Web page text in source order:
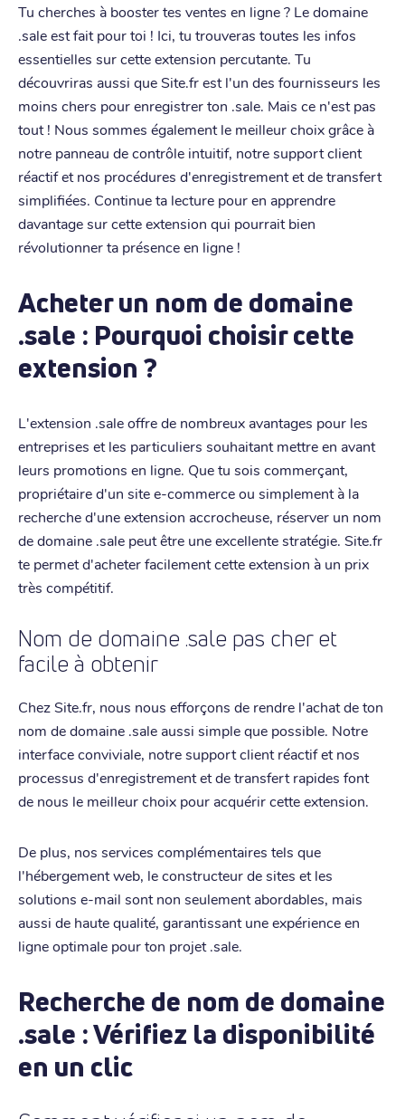
Tu cherches à booster tes ventes en ligne ? Le domaine
.sale est fait pour toi ! Ici, tu trouveras toutes les infos
essentielles sur cette extension percutante. Tu
découvriras aussi que Site.fr est l'un des fournisseurs les
moins chers pour enregistrer ton .sale. Mais ce n'est pas
tout ! Nous sommes également le meilleur choix grâce à
notre panneau de contrôle intuitif, notre support client
réactif et nos procédures d'enregistrement et de transfert
simplifiées. Continue ta lecture pour en apprendre
davantage sur cette extension qui pourrait bien
révolutionner ta présence en ligne !
Acheter un nom de domaine
.sale : Pourquoi choisir cette
extension ?
L'extension .sale offre de nombreux avantages pour les
entreprises et les particuliers souhaitant mettre en avant
leurs promotions en ligne. Que tu sois commerçant,
propriétaire d'un site e-commerce ou simplement à la
recherche d'une extension accrocheuse, réserver un nom
de domaine .sale peut être une excellente stratégie. Site.fr
te permet d'acheter facilement cette extension à un prix
très compétitif.
Nom de domaine .sale pas cher et
facile à obtenir
Chez Site.fr, nous nous efforçons de rendre l'achat de ton
nom de domaine .sale aussi simple que possible. Notre
interface conviviale, notre support client réactif et nos
processus d'enregistrement et de transfert rapides font
de nous le meilleur choix pour acquérir cette extension.
De plus, nos services complémentaires tels que
l'hébergement web, le constructeur de sites et les
solutions e-mail sont non seulement abordables, mais
aussi de haute qualité, garantissant une expérience en
ligne optimale pour ton projet .sale.
Recherche de nom de domaine
.sale : Vérifiez la disponibilité
en un clic